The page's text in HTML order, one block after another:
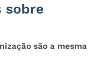
sobre
são a mesma